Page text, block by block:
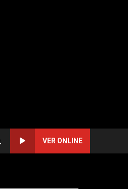
VER ONLINE